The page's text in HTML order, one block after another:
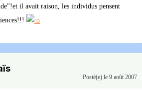
il avait raison, les individus pensent
Posté(e) le 9 août 2007